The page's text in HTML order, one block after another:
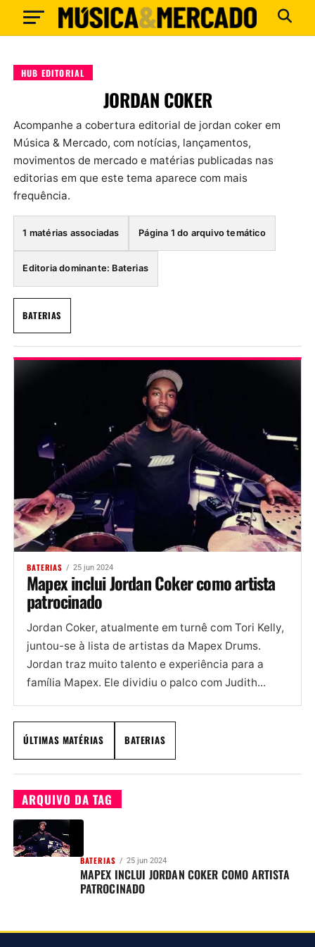
HUB EDITORIAL
JORDAN COKER
Acompanhe a cobertura editorial de jordan coker em
Música & Mercado, com notícias, lançamentos,
movimentos de mercado e matérias publicadas nas
editorias em que este tema aparece com mais
frequência.
1 matérias associadas Página 1 do arquivo temático
Editoria dominante: Baterias
BATERIAS
BATERIAS 25 jun 2024
Mapex inclui Jordan Coker como artista
patrocinado
Jordan Coker, atualmente em turnê com Tori Kelly,
juntou-se à lista de artistas da Mapex Drums.
Jordan traz muito talento e experiência para a
família Mapex. Ele dividiu o palco com Judith...
ÚLTIMAS MATÉRIAS BATERIAS
ARQUIVO DA TAG
BATERIAS 25 jun 2024
MAPEX INCLUI JORDAN COKER COMO ARTISTA
PATROCINADO